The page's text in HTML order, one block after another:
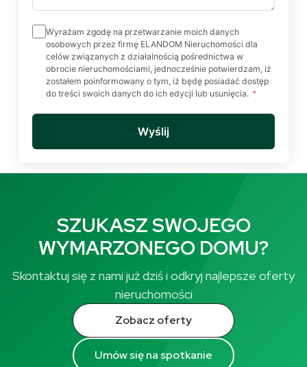
Wyrażam zgodę na przetwarzanie moich danych
osobowych przez firmę ELANDOM Nieruchomości dla
celów związanych z działalnością pośrednictwa w
obrocie nieruchomościami, jednocześnie potwierdzam, iż
zostałem poinformowany o tym, iż będę posiadać dostęp
do treści swoich danych do ich edycji lub usunięcia. *
Wyślij
SZUKASZ SWOJEGO
WYMARZONEGO DOMU?
Skontaktuj się z nami już dziś i odkryj najlepsze oferty
nieruchomości
Zobacz oferty
Umów się na spotkanie